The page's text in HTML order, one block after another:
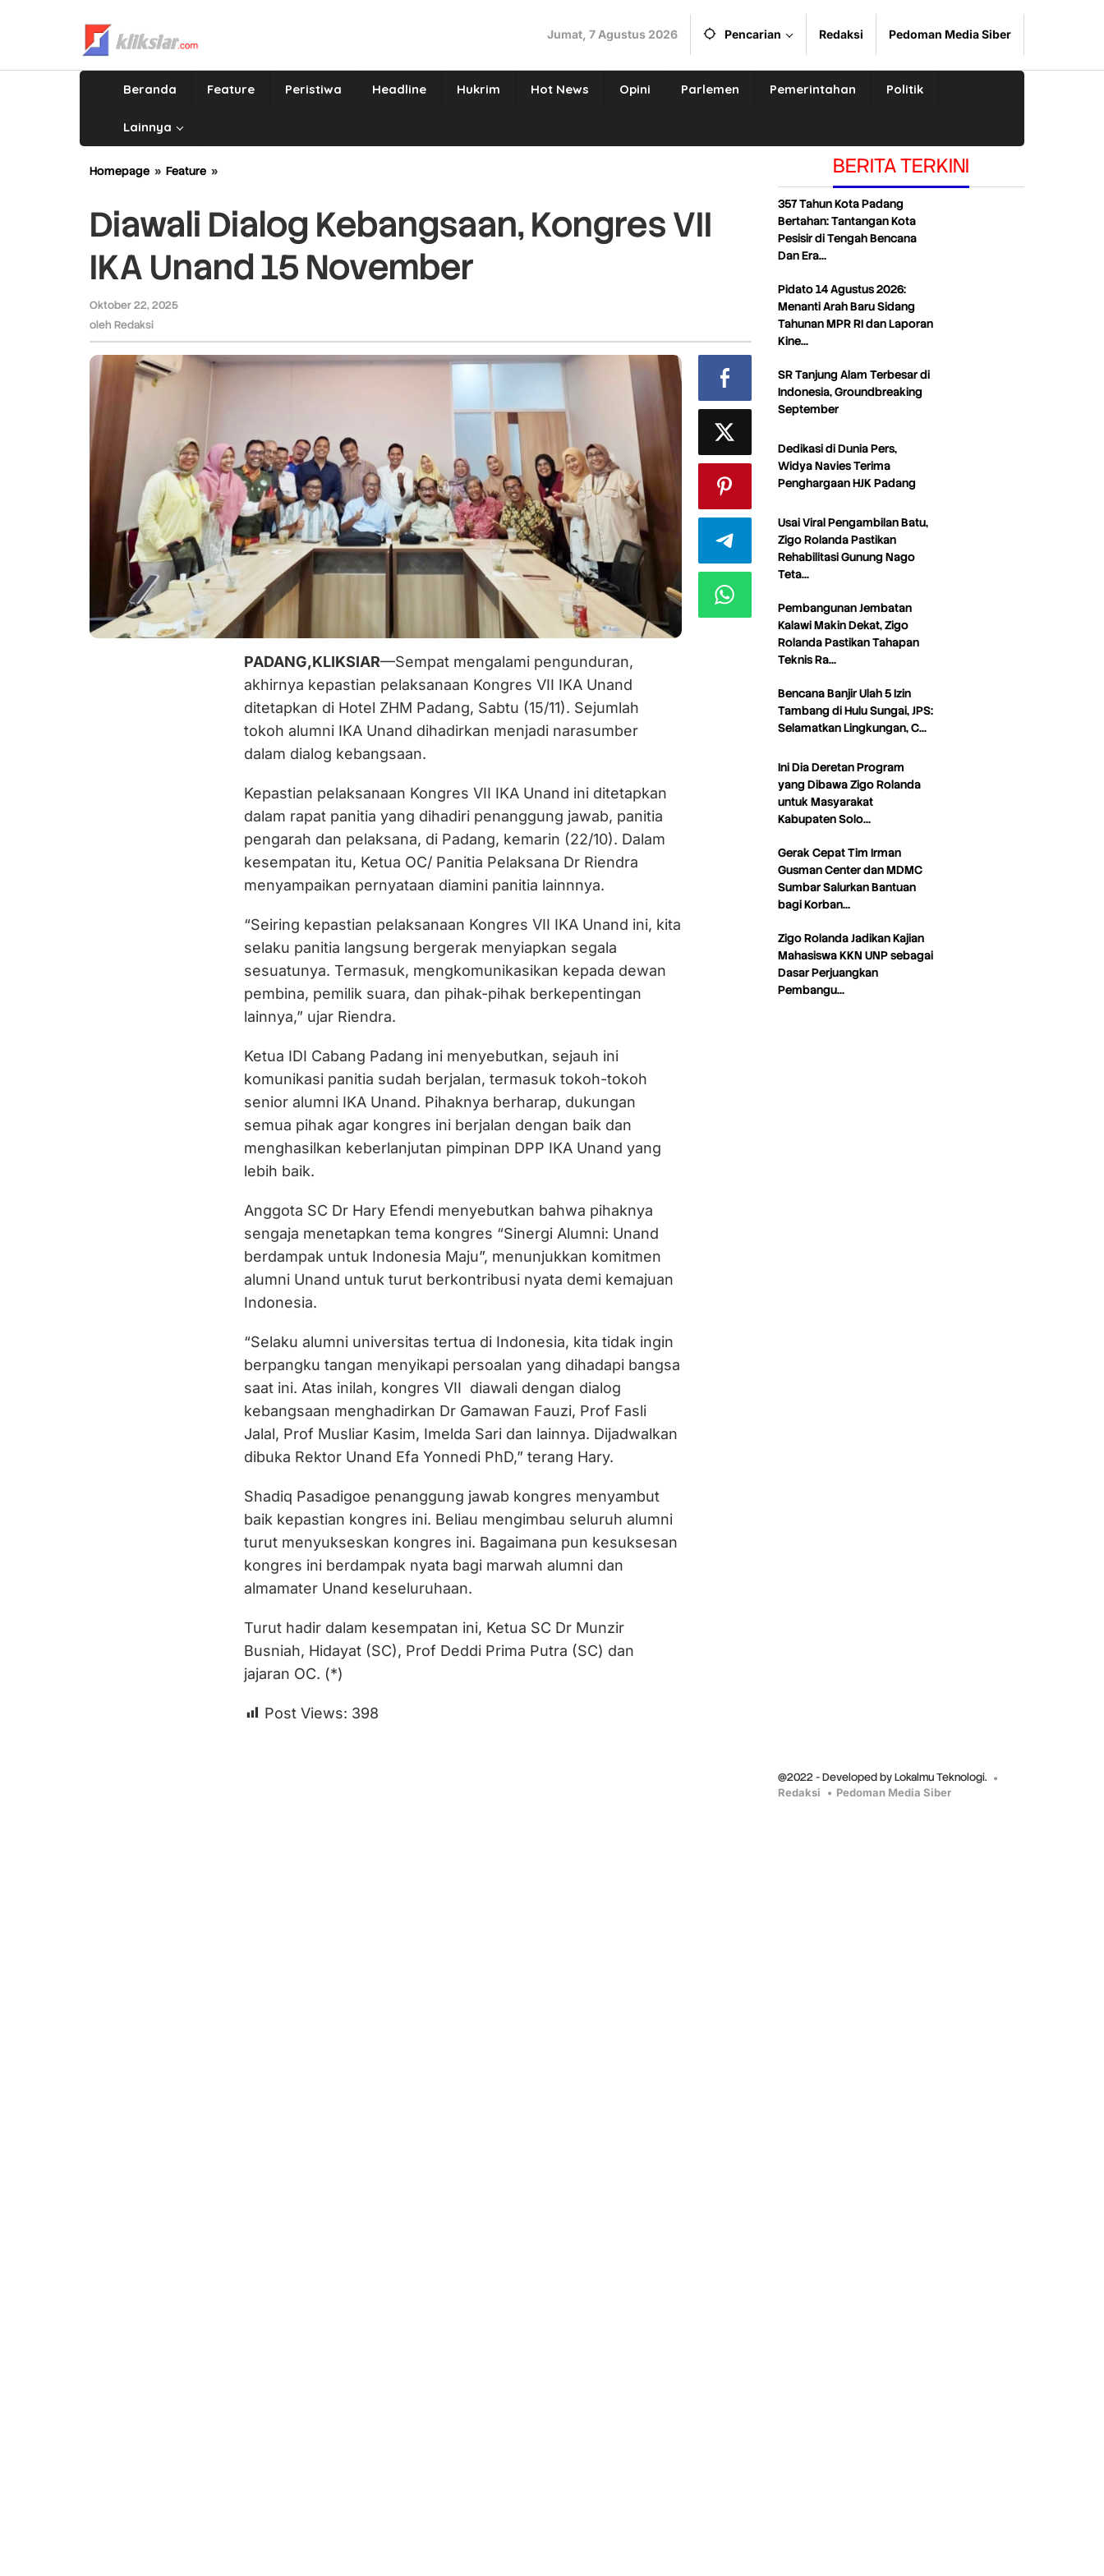
Jumat, 7 Agustus 2026 Pencarian Redaksi Pedoman Media Siber
Beranda Feature Peristiwa Headline Hukrim Hot News Opini Parlemen Pemerintahan Politik
Lainnya
Homepage » Feature »
Kongres
VII
IKA
Unand
Diawali Dialog Kebangsaan, Kongres VII
IKA Unand 15 November
Oktober 22, 2025
oleh Redaksi
PADANG,KLIKSIAR—Sempat mengalami pengunduran,
akhirnya kepastian pelaksanaan Kongres VII IKA Unand
ditetapkan di Hotel ZHM Padang, Sabtu (15/11). Sejumlah
tokoh alumni IKA Unand dihadirkan menjadi narasumber
dalam dialog kebangsaan.
Kepastian pelaksanaan Kongres VII IKA Unand ini ditetapkan
dalam rapat panitia yang dihadiri penanggung jawab, panitia
pengarah dan pelaksana, di Padang, kemarin (22/10). Dalam
kesempatan itu, Ketua OC/ Panitia Pelaksana Dr Riendra
menyampaikan pernyataan diamini panitia lainnnya.
“Seiring kepastian pelaksanaan Kongres VII IKA Unand ini, kita
selaku panitia langsung bergerak menyiapkan segala
sesuatunya. Termasuk, mengkomunikasikan kepada dewan
pembina, pemilik suara, dan pihak-pihak berkepentingan
lainnya,” ujar Riendra.
Ketua IDI Cabang Padang ini menyebutkan, sejauh ini
komunikasi panitia sudah berjalan, termasuk tokoh-tokoh
senior alumni IKA Unand. Pihaknya berharap, dukungan
semua pihak agar kongres ini berjalan dengan baik dan
menghasilkan keberlanjutan pimpinan DPP IKA Unand yang
lebih baik.
Anggota SC Dr Hary Efendi menyebutkan bahwa pihaknya
sengaja menetapkan tema kongres “Sinergi Alumni: Unand
berdampak untuk Indonesia Maju”, menunjukkan komitmen
alumni Unand untuk turut berkontribusi nyata demi kemajuan
Indonesia.
“Selaku alumni universitas tertua di Indonesia, kita tidak ingin
berpangku tangan menyikapi persoalan yang dihadapi bangsa
saat ini. Atas inilah, kongres VII diawali dengan dialog
kebangsaan menghadirkan Dr Gamawan Fauzi, Prof Fasli
Jalal, Prof Musliar Kasim, Imelda Sari dan lainnya. Dijadwalkan
dibuka Rektor Unand Efa Yonnedi PhD,” terang Hary.
Shadiq Pasadigoe penanggung jawab kongres menyambut
baik kepastian kongres ini. Beliau mengimbau seluruh alumni
turut menyukseskan kongres ini. Bagaimana pun kesuksesan
kongres ini berdampak nyata bagi marwah alumni dan
almamater Unand keseluruhaan.
Turut hadir dalam kesempatan ini, Ketua SC Dr Munzir
Busniah, Hidayat (SC), Prof Deddi Prima Putra (SC) dan
jajaran OC. (*)
Post Views: 398
BERITA TERKINI
357 Tahun Kota Padang
Bertahan: Tantangan Kota
Pesisir di Tengah Bencana
Dan Era…
Pidato 14 Agustus 2026:
Menanti Arah Baru Sidang
Tahunan MPR RI dan Laporan
Kine…
SR Tanjung Alam Terbesar di
Indonesia, Groundbreaking
September
Dedikasi di Dunia Pers,
Widya Navies Terima
Penghargaan HJK Padang
Usai Viral Pengambilan Batu,
Zigo Rolanda Pastikan
Rehabilitasi Gunung Nago
Teta…
Pembangunan Jembatan
Kalawi Makin Dekat, Zigo
Rolanda Pastikan Tahapan
Teknis Ra…
Bencana Banjir Ulah 5 Izin
Tambang di Hulu Sungai, JPS:
Selamatkan Lingkungan, C…
Ini Dia Deretan Program
yang Dibawa Zigo Rolanda
untuk Masyarakat
Kabupaten Solo…
Gerak Cepat Tim Irman
Gusman Center dan MDMC
Sumbar Salurkan Bantuan
bagi Korban…
Zigo Rolanda Jadikan Kajian
Mahasiswa KKN UNP sebagai
Dasar Perjuangkan
Pembangu…
@2022 - Developed by Lokalmu Teknologi.
Redaksi Pedoman Media Siber